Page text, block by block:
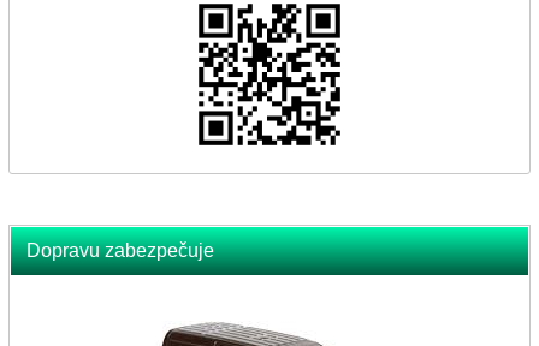
Dopravu zabezpečuje